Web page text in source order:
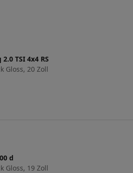
TSI 4x4 RS
Gloss, 20 Zoll
d
Gloss, 19 Zoll